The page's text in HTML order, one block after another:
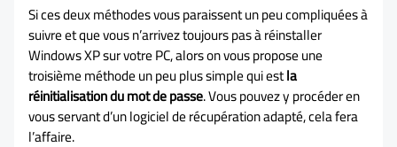
Si ces deux méthodes vous paraissent un peu compliquées à
suivre et que vous n’arrivez toujours pas à réinstaller
Windows XP sur votre PC, alors on vous propose une
troisième méthode un peu plus simple qui estla
réinitialisation du mot de passe. Vous pouvez y procéder en
vous servant d’un logiciel de récupération adapté, cela fera
l’affaire.